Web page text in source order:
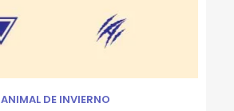
ANIMAL DE INVIERNO